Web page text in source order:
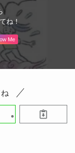
ね！
Me